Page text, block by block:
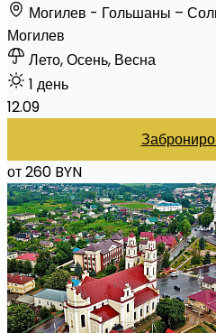
Могилев - Гольшаны –
Могилев
Лето, Осень, Весна
1 день
12.09
от 260 BYN